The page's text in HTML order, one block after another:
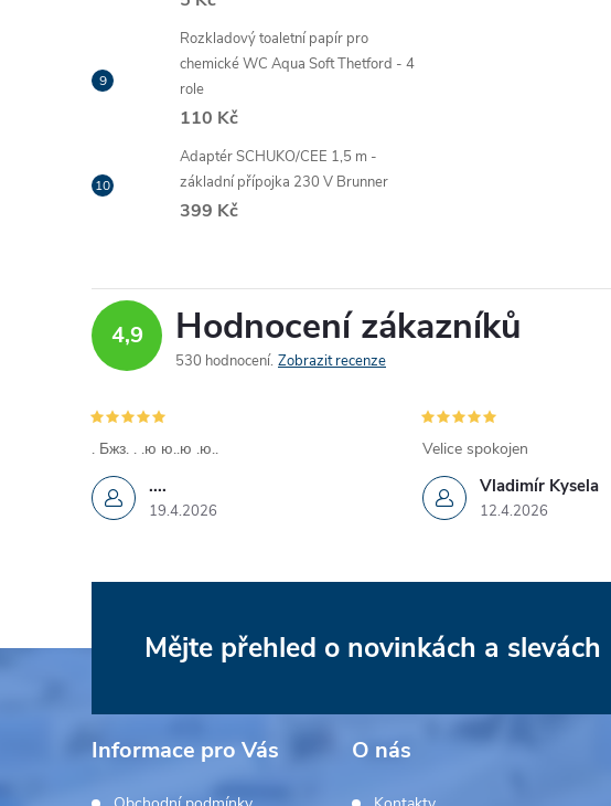
Rozkladový toaletní papír pro
chemické WC Aqua Soft Thetford - 4
role
110 Kč
Adaptér SCHUKO/CEE 1,5 m -
základní přípojka 230 V Brunner
399 Kč
4,9 Hodnocení zákazníků
530 hodnocení Zobrazit recenze
....
19.4.2026
. Бжз. . .ю ю..ю .ю..
Vladimír Kysela
12.4.2026
Velice spokojen
Z
Mějte přehled o novinkách a slevách
Informace pro Vás O nás